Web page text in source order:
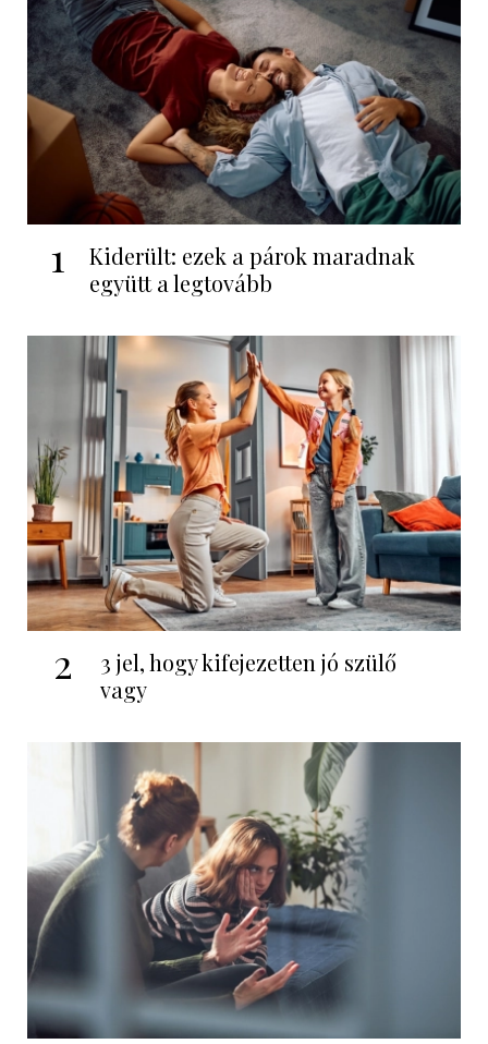
1
Kiderült: ezek a párok maradnak
együtt a legtovább
2
3 jel, hogy kifejezetten jó szülő
vagy